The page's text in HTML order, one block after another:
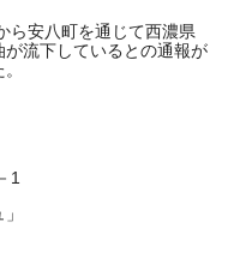
ら安八町を通じて西濃県
流下しているとの通報が
1